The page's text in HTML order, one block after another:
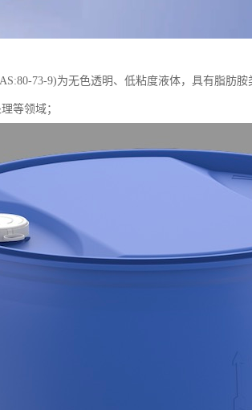
73-9)为无色透明、低粘度液体，具有脂肪
等领域；